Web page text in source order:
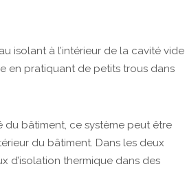
isolant à l’intérieur de la cavité vide
en pratiquant de petits trous dans
bâtiment, ce système peut être
du bâtiment. Dans les deux
d’isolation thermique dans des